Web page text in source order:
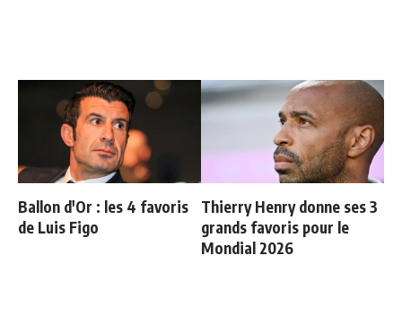
Ballon d'Or : les 4 favoris
de Luis Figo
Thierry Henry donne ses 3
grands favoris pour le
Mondial 2026